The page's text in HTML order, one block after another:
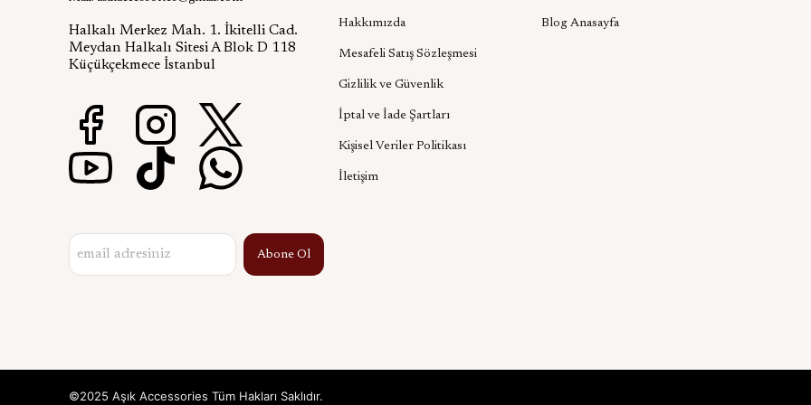
Hakkımızda
Mesafeli Satış Sözleşmesi
Gizlilik ve Güvenlik
İptal ve İade Şartları
Kişisel Veriler Politikası
İletişim
Blog Anasayfa
Halkalı Merkez Mah. 1. İkitelli Cad.
Meydan Halkalı Sitesi A Blok D 118
Küçükçekmece İstanbul
Abone Ol
©2025 Aşık Accessories Tüm Hakları Saklıdır.